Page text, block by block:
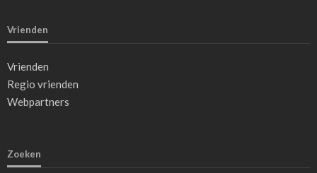
Vrienden
Vrienden
Regio vrienden
Webpartners
Zoeken